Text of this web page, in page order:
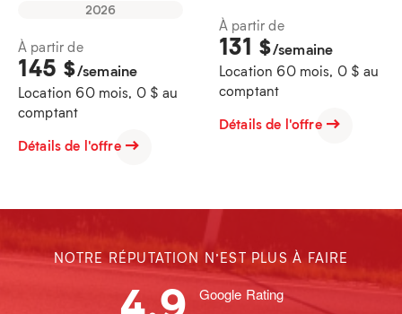
2026
À partir de
145 $/semaine
Location 60 mois, 0 $ au
comptant
Détails de l'offre
À partir de
131 $/semaine
Location 60 mois, 0 $ au
comptant
Détails de l'offre
NOTRE RÉPUTATION N’EST PLUS À FAIRE
Google Rating
4.9